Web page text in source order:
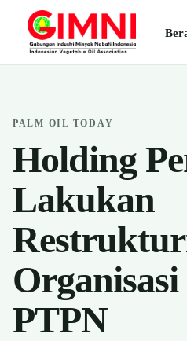
PALM OIL TODAY
Holding
Lakukan
PTPN